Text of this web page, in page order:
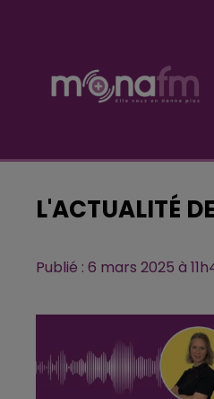
L'ACTUALITÉ
Publié : 6 mars 2025 à